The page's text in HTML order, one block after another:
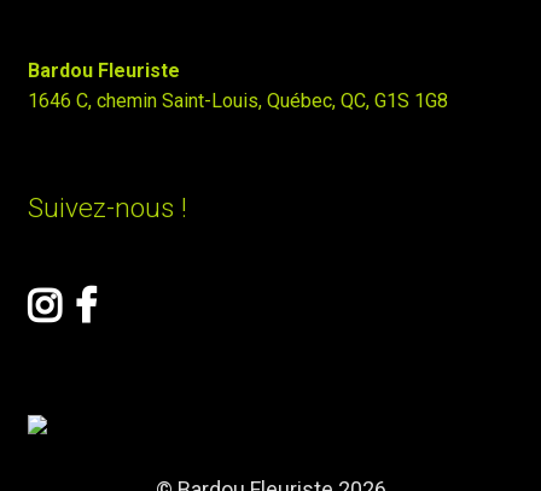
Bardou Fleuriste
1646 C, chemin Saint-Louis, Québec, QC, G1S 1G8
Suivez-nous !